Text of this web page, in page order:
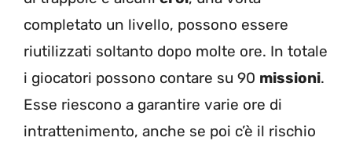
completato un livello, possono essere
riutilizzati soltanto dopo molte ore. In totale
i giocatori possono contare su 90 missioni.
Esse riescono a garantire varie ore di
intrattenimento, anche se poi c’è il rischio